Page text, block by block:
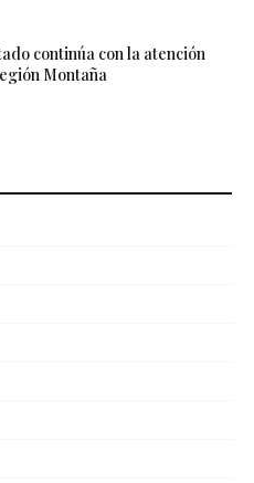
continúa con la atención
Montaña